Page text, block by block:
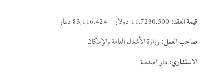
قيمة العقد:
صاحب العمل: وزارة الأشغال العامة والإسكان
الاستشاري: دار الهندسة